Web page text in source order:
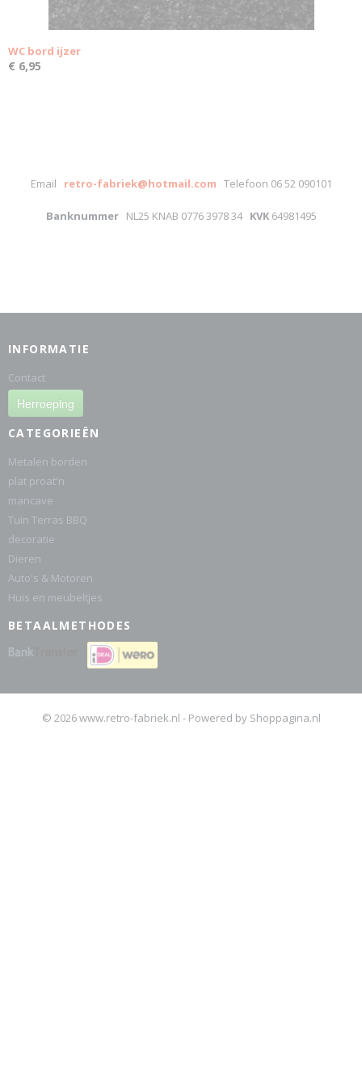
WC bord ijzer
€ 6,95
Email retro-fabriek@hotmail.com Telefoon 06 52 090101
Banknummer NL25 KNAB 0776 3978 34 KVK64981495
INFORMATIE
Contact
Herroeping
CATEGORIEËN
Metalen borden
plat proat'n
mancave
Tuin Terras BBQ
decoratie
Dieren
Auto's & Motoren
Huis en meubeltjes
BETAALMETHODES
© 2026 www.retro-fabriek.nl - Powered by Shoppagina.nl